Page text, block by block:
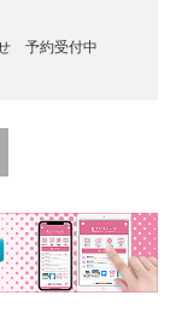
せ 予約受付中